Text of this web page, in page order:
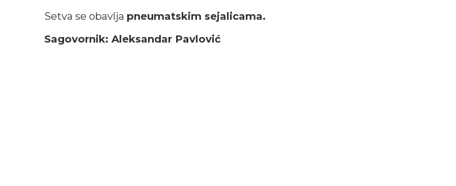
Setva se obavlja pneumatskim sejalicama.
Sagovornik: Aleksandar Pavlović